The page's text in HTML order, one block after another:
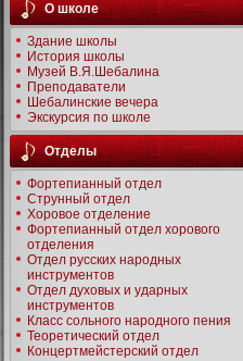
О школе
Здание школы
История школы
Музей В.Я.Шебалина
Преподаватели
Шебалинские вечера
Экскурсия по школе
Отделы
Фортепианный отдел
Струнный отдел
Хоровое отделение
Фортепианный отдел хорового
отделения
Отдел русских народных
инструментов
Отдел духовых и ударных
инструментов
Класс сольного народного пения
Теоретический отдел
Концертмейстерский отдел